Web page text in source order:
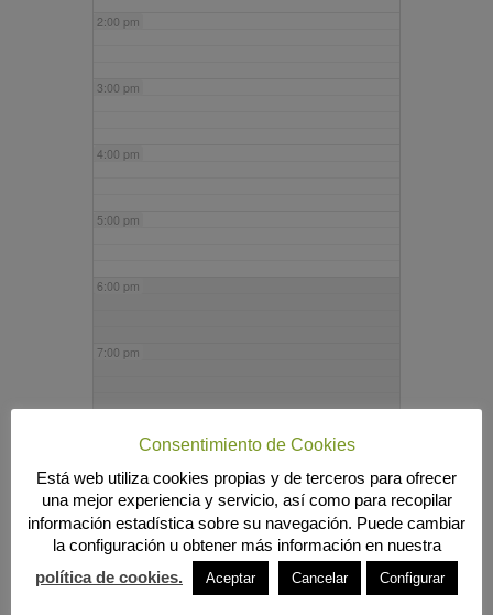
2:00 pm
3:00 pm
4:00 pm
5:00 pm
6:00 pm
7:00 pm
9:00 pm
10:00 pm
Consentimiento de Cookies
Está web utiliza cookies propias y de terceros para ofrecer
una mejor experiencia y servicio, así como para recopilar
información estadística sobre su navegación. Puede cambiar
la configuración u obtener más información en nuestra
política de cookies.
Aceptar Cancelar Configurar